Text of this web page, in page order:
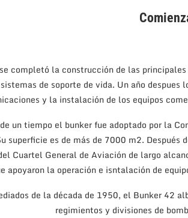
completó la construcción de las
de soporte de vida. Un año
y la instalación de los equipos
un tiempo el bunker fue adoptado por la
superficie es de más de 7000 m2.
Cuartel General de Aviación de largo
apoyaron la operación e isntalación de
de la década de 1950, el Bunker 42
regimientos y divisiones de